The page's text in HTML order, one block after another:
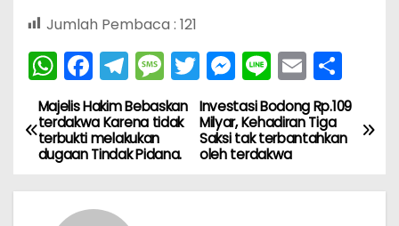
Jumlah Pembaca : 121
W
h
a
ts
p
F
a
c
e
o
T
el
e
gr
M
e
s
s
T
w
itt
er
M
e
s
s
Li
n
e
E
m
ai
l
S
h
ar
e
N
a
v
Investasi Bodong Rp.109
Milyar, Kehadiran Tiga
Saksi tak terbantahkan
oleh terdakwa
Majelis Hakim Bebaskan
terdakwa Karena tidak
terbukti melakukan
dugaan Tindak Pidana.